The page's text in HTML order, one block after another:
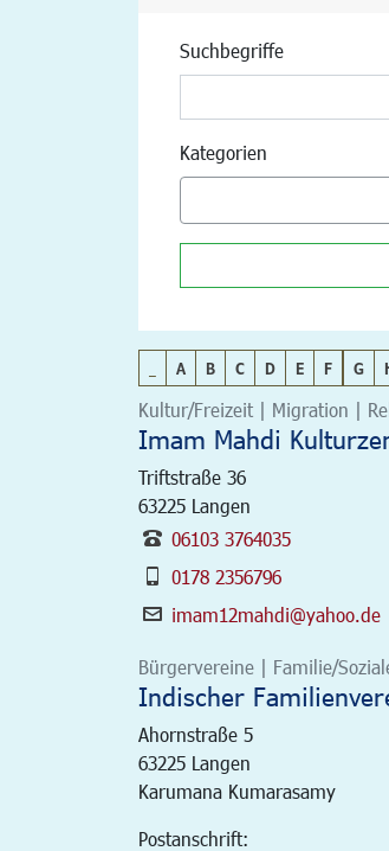
Suchbegriffe
Kategorien
A B C D E F G
Kultur/Freizeit | Migration |
Imam Mahdi
Triftstraße 36
63225 Langen
06103 3764035
0178 2356796
imam12mahdi@yahoo.de
Bürgervereine | Familie/
Indischer
Ahornstraße 5
63225 Langen
Karumana Kumarasamy
Postanschrift: